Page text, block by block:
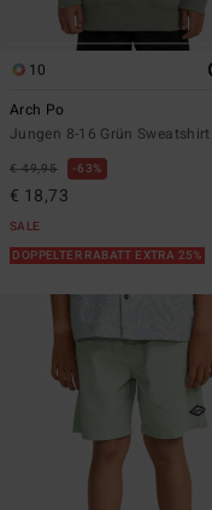
10
Arch Po
Jungen 8-16 Grün Sweatshirt
€ 49,95 63%
€ 18,73
SALE
DOPPELTER RABATT EXTRA 25%